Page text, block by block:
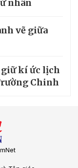
nhân
vẽ giữa
kí ức lịch
Chinh